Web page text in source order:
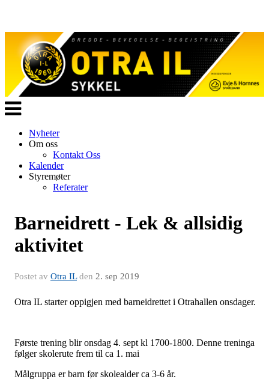
Veksle
navigasjon
Nyheter
Om oss
Kontakt Oss
Kalender
Styremøter
Referater
Barneidrett - Lek & allsidig
aktivitet
Postet av Otra ILden 2. sep 2019
Otra IL starter oppigjen med barneidrettet i Otrahallen onsdager.
Første trening blir onsdag 4. sept kl 1700-1800. Denne treninga
følger skolerute frem til ca 1. mai
Målgruppa er barn før skolealder ca 3-6 år.